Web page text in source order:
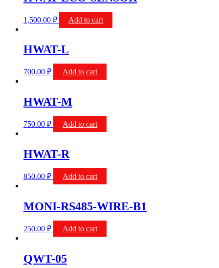
1,500.00 ₽ Add to cart
HWAT-L
700.00 ₽ Add to cart
HWAT-M
750.00 ₽ Add to cart
HWAT-R
850.00 ₽ Add to cart
MONI-RS485-WIRE-B1
250.00 ₽ Add to cart
QWT-05